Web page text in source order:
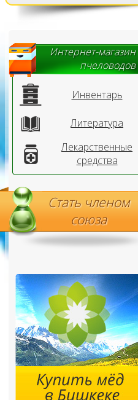
Интернет-магазин
пчеловодов
Инвентарь
Литература
Лекарственные
средства
Стать членом
союза